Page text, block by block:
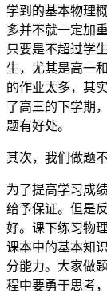
学到的基本物理
多并不就一定加
只要是不超过学
生，尤其是高一
的作业太多，其
了高三的下学期
题有好处。
其次，我们做题
为了提高学习成
给予保证。但是
好。课下练习物
课本中的基本知
分能力。大家做
程中要勇于思考